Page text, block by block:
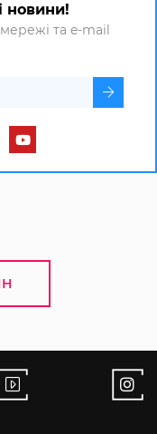
новини!
та e-mail